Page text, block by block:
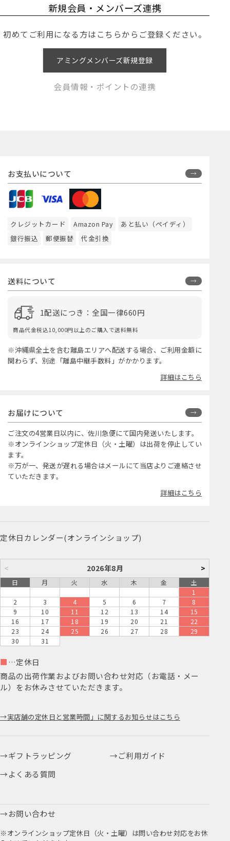
新規会員・メンバーズ連携
初めてご利用になる方はこちらからご登録ください。
アミングメンバーズ新規登録
会員情報・ポイントの連携
お支払いについて
クレジットカード Amazon Pay
あと払い（ペイディ）
銀行振込
郵便振替 代金引換
送料について
1配送につき：全国一律660円
商品代金税込10,000円以上のご購入で送料無料
※沖縄県全土を含む離島エリアへ配送する場合、ご利用金額に
関わらず、別途「離島中継手数料」がかかります。
詳細はこちら
お届けについて
ご注文の4営業日以内に、佐川急便にて国内発送いたします。
※オンラインショップ定休日（火・土曜）は出荷を停止してい
ます。
※万が一、発送が遅れる場合はメールにて当店よりご連絡させ
ていただきます。
詳細はこちら
定休日カレンダー(オンラインショップ)
< 2026年8月 >
日 月 火 水 木 金
土
1
2
3 4 5 6 7
8
9
10 11 12 13 14
15
16
17 18 19 20 21
22
23
24 25 26 27 28
29
30
31
■ …定休日
商品の出荷作業およびお問い合わせ対応（お電話・メー
ル）をお休みさせていただきます。
実店舗の定休日と営業時間」に関するお知らせはこちら
ギフトラッピング
ご利用ガイド
よくある質問
お問い合わせ
※オンラインショップ定休日（火・土曜）は問い合わせ対応をお休